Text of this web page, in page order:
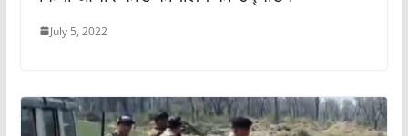
July 5, 2022